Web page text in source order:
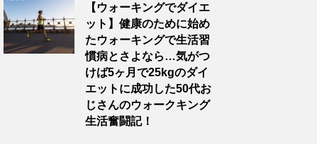
【ウォーキングでダイエ
ット】健康のために始め
たウォーキングで生活習
慣病とさよなら…気がつ
けば5ヶ月で25kgのダイ
エットに成功した50代お
じさんのウォークキング
生活奮闘記！